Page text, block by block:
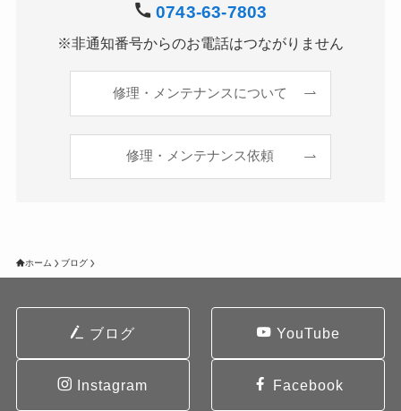
0743-63-7803
※非通知番号からのお電話はつながりません
修理・メンテナンスについて
修理・メンテナンス依頼
ホーム ブログ
ブログ YouTube
Instagram Facebook